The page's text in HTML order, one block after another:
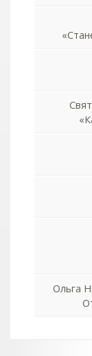
Ольга